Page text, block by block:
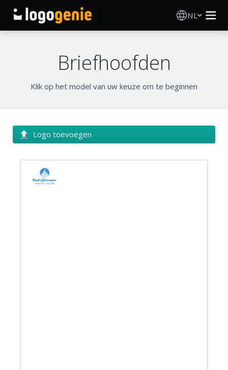
NL
AI logogenerator
Gedrukte producten
Over
Blog
Briefhoofden
Klik op het model van uw keuze om te beginnen
Logo toevoegen
Bedrijfsnaam
Bedrijfs tagline